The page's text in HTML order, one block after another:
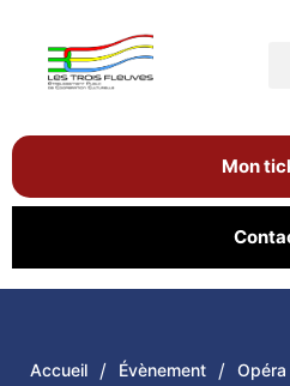
Mon
Accueil / Évènement / Opéra